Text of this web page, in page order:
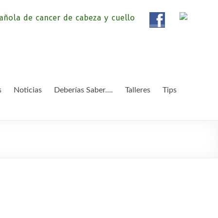
de Pacientes de
de Cáncer de Cabeza y cuello «APC», una
apoyar a pacientes y familiares.
Noticias Deberías Saber…. Talleres Tips